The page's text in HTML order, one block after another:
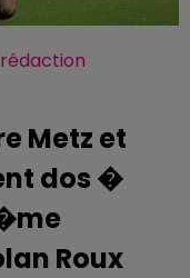
rédaction
Metz et
dos �
Roux